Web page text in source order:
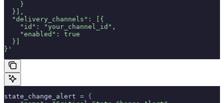
    }
  }],
  "delivery_channels": [{
    "id": "your_channel_id",
    "enabled": true
  }]
}'
state_change_alert = {